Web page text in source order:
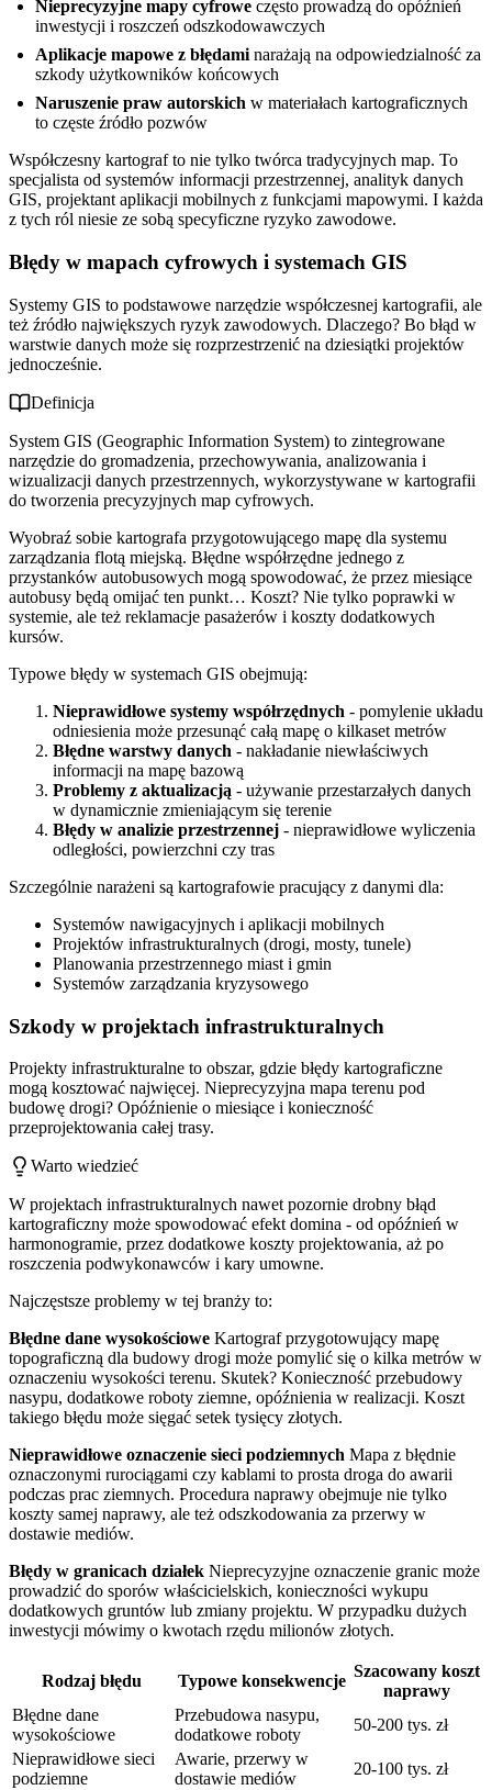
Nieprecyzyjne mapy cyfrowe często prowadzą do opóźnień
inwestycji i roszczeń odszkodowawczych
Aplikacje mapowe z błędaminarażają na odpowiedzialność za
szkody użytkowników końcowych
Naruszenie praw autorskich w materiałach kartograficznych
to częste źródło pozwów
Współczesny kartograf to nie tylko twórca tradycyjnych map. To
specjalista od systemów informacji przestrzennej, analityk danych
GIS, projektant aplikacji mobilnych z funkcjami mapowymi. I każda
z tych ról niesie ze sobą specyficzne ryzyko zawodowe.
Błędy w mapach cyfrowych i systemach GIS
Systemy GIS to podstawowe narzędzie współczesnej kartografii, ale
też źródło największych ryzyk zawodowych. Dlaczego? Bo błąd w
warstwie danych może się rozprzestrzenić na dziesiątki projektów
jednocześnie.
Definicja
System GIS (Geographic Information System) to zintegrowane
narzędzie do gromadzenia, przechowywania, analizowania i
wizualizacji danych przestrzennych, wykorzystywane w kartografii
do tworzenia precyzyjnych map cyfrowych.
Wyobraź sobie kartografa przygotowującego mapę dla systemu
zarządzania flotą miejską. Błędne współrzędne jednego z
przystanków autobusowych mogą spowodować, że przez miesiące
autobusy będą omijać ten punkt… Koszt? Nie tylko poprawki w
systemie, ale też reklamacje pasażerów i koszty dodatkowych
kursów.
Typowe błędy w systemach GIS obejmują:
Nieprawidłowe systemy współrzędnych - pomylenie układu
odniesienia może przesunąć całą mapę o kilkaset metrów
Błędne warstwy danych - nakładanie niewłaściwych
informacji na mapę bazową
Problemy z aktualizacją - używanie przestarzałych danych
w dynamicznie zmieniającym się terenie
Błędy w analizie przestrzennej - nieprawidłowe wyliczenia
odległości, powierzchni czy tras
Szczególnie narażeni są kartografowie pracujący z danymi dla:
Systemów nawigacyjnych i aplikacji mobilnych
Projektów infrastrukturalnych (drogi, mosty, tunele)
Planowania przestrzennego miast i gmin
Systemów zarządzania kryzysowego
Szkody w projektach infrastrukturalnych
Projekty infrastrukturalne to obszar, gdzie błędy kartograficzne
mogą kosztować najwięcej. Nieprecyzyjna mapa terenu pod
budowę drogi? Opóźnienie o miesiące i konieczność
przeprojektowania całej trasy.
Warto wiedzieć
W projektach infrastrukturalnych nawet pozornie drobny błąd
kartograficzny może spowodować efekt domina - od opóźnień w
harmonogramie, przez dodatkowe koszty projektowania, aż po
roszczenia podwykonawców i kary umowne.
Najczęstsze problemy w tej branży to:
Błędne dane wysokościowe Kartograf przygotowujący mapę
topograficzną dla budowy drogi może pomylić się o kilka metrów w
oznaczeniu wysokości terenu. Skutek? Konieczność przebudowy
nasypu, dodatkowe roboty ziemne, opóźnienia w realizacji. Koszt
takiego błędu może sięgać setek tysięcy złotych.
Nieprawidłowe oznaczenie sieci podziemnych Mapa z błędnie
oznaczonymi rurociągami czy kablami to prosta droga do awarii
podczas prac ziemnych. Procedura naprawy obejmuje nie tylko
koszty samej naprawy, ale też odszkodowania za przerwy w
dostawie mediów.
Błędy w granicach działek Nieprecyzyjne oznaczenie granic może
prowadzić do sporów właścicielskich, konieczności wykupu
dodatkowych gruntów lub zmiany projektu. W przypadku dużych
inwestycji mówimy o kwotach rzędu milionów złotych.
Rodzaj błędu Typowe konsekwencje
Szacowany koszt
naprawy
Błędne dane
wysokościowe
Przebudowa nasypu,
dodatkowe roboty
50-200 tys. zł
Nieprawidłowe sieci
podziemne
Awarie, przerwy w
dostawie mediów
20-100 tys. zł